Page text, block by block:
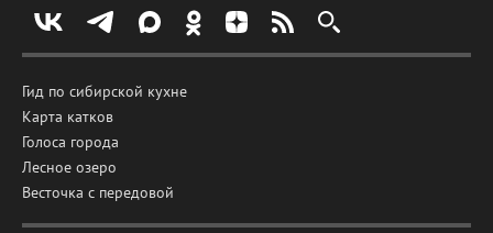
Гид по сибирской кухне
Карта катков
Голоса города
Лесное озеро
Весточка с передовой